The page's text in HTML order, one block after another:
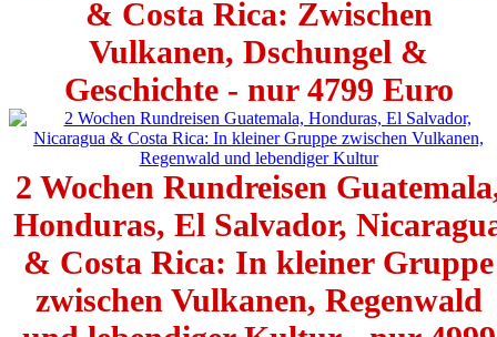
& Costa Rica: Zwischen
Vulkanen, Dschungel &
Geschichte - nur 4799 Euro
2 Wochen Rundreisen
Honduras, El Salvador,
& Costa Rica: In kleiner Gruppe
zwischen Vulkanen, Regenwald